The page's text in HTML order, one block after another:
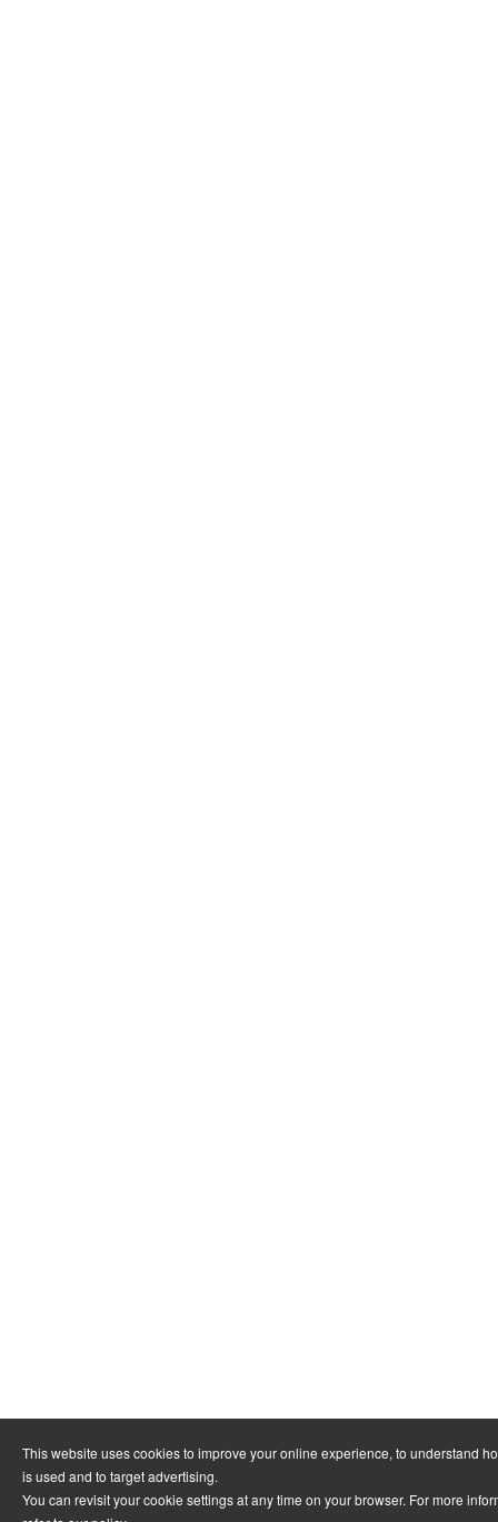
This website uses cookies to improve your online experience, to understand
is used and to target advertising.
You can revisit your cookie settings at any time on your browser. For more